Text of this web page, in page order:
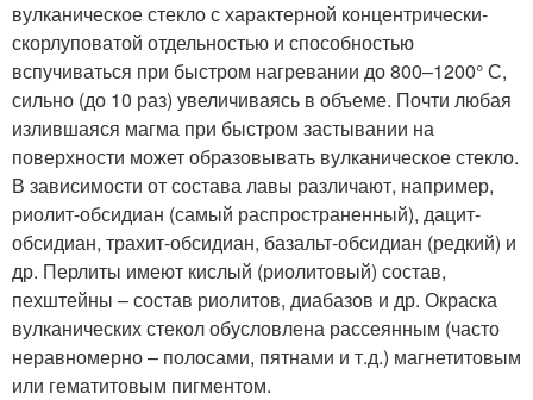
вулканическое стекло с характерной концентрически-
скорлуповатой отдельностью и способностью
вспучиваться при быстром нагревании до 800–1200° С,
сильно (до 10 раз) увеличиваясь в объеме. Почти любая
излившаяся магма при быстром застывании на
поверхности может образовывать вулканическое стекло.
В зависимости от состава лавы различают, например,
риолит-обсидиан (самый распространенный), дацит-
обсидиан, трахит-обсидиан, базальт-обсидиан (редкий) и
др. Перлиты имеют кислый (риолитовый) состав,
пехштейны – состав риолитов, диабазов и др. Окраска
вулканических стекол обусловлена рассеянным (часто
неравномерно – полосами, пятнами и т.д.) магнетитовым
или гематитовым пигментом.